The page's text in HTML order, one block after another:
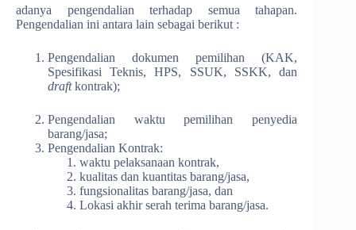
adanya pengendalian terhadap semua tahapan.
Pengendalian ini antara lain sebagai berikut :
Pengendalian dokumen pemilihan (KAK,
Spesifikasi Teknis, HPS, SSUK, SSKK, dan
draftkontrak);
Pengendalian waktu pemilihan penyedia
barang/jasa;
Pengendalian Kontrak:
waktu pelaksanaan kontrak,
kualitas dan kuantitas barang/jasa,
fungsionalitas barang/jasa, dan
Lokasi akhir serah terima barang/jasa.